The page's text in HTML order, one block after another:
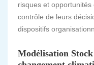
risques et
contrôle de leurs
dispositifs
Modélisation